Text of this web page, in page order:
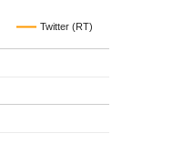
Twitter (RT)